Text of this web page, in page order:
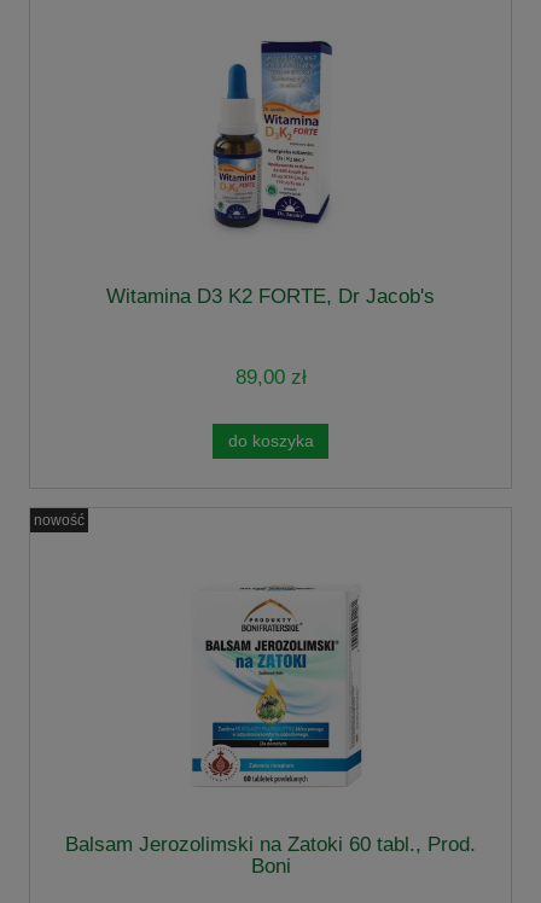
Witamina D3 K2 FORTE, Dr Jacob's
89,00 zł
do koszyka
Balsam Jerozolimski na Zatoki 60 tabl., Prod.
Boni
nowość